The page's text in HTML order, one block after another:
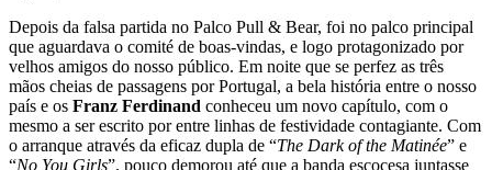
Depois da falsa partida no Palco Pull & Bear, foi no palco principal
que aguardava o comité de boas-vindas, e logo protagonizado por
velhos amigos do nosso público. Em noite que se perfez as três
mãos cheias de passagens por Portugal, a bela história entre o nosso
país e os Franz Ferdinand conheceu um novo capítulo, com o
mesmo a ser escrito por entre linhas de festividade contagiante. Com
o arranque através da eficaz dupla de “The Dark of the Matinée” e
“No You Girls”, pouco demorou até que a banda escocesa juntasse